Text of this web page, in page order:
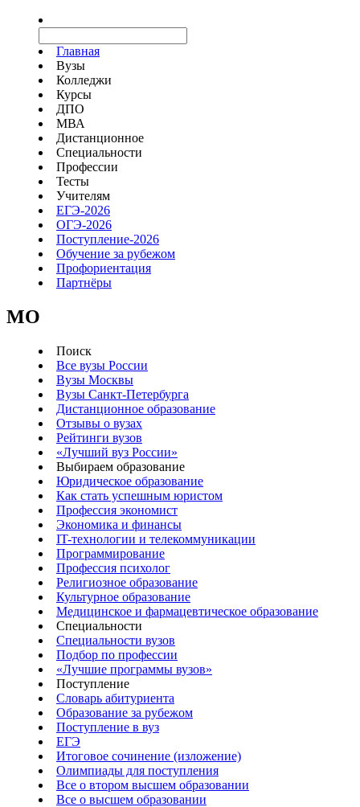
Главная
Вузы
Колледжи
Курсы
ДПО
МВА
Дистанционное
Специальности
Профессии
Тесты
Учителям
ЕГЭ-2026
ОГЭ-2026
Поступление-2026
Обучение за рубежом
Профориентация
Партнёры
MO
Поиск
Все вузы России
Вузы Москвы
Вузы Санкт-Петербурга
Дистанционное образование
Отзывы о вузах
Рейтинги вузов
«Лучший вуз России»
Выбираем образование
Юридическое образование
Как стать успешным юристом
Профессия экономист
Экономика и финансы
IT-технологии и телекоммуникации
Программирование
Профессия психолог
Религиозное образование
Культурное образование
Медицинское и фармацевтическое образование
Специальности
Специальности вузов
Подбор по профессии
«Лучшие программы вузов»
Поступление
Словарь абитуриента
Образование за рубежом
Поступление в вуз
ЕГЭ
Итоговое сочинение (изложение)
Олимпиады для поступления
Все о втором высшем образовании
Все о высшем образовании